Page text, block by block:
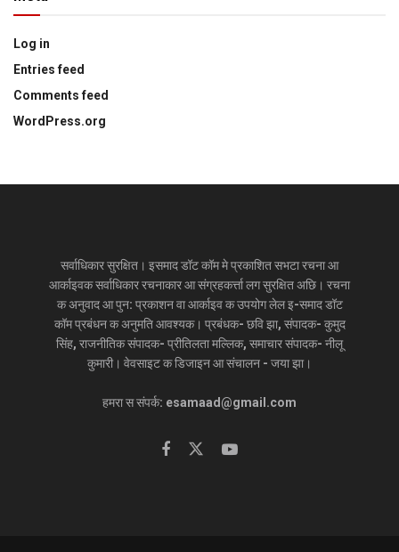
Log in
Entries feed
Comments feed
WordPress.org
सर्वाधिकार सुरक्षित। इसमाद डॉट कॉम मे प्रकाशित सभटा रचना आ
आर्काइवक सर्वाधिकार रचनाकार आ संग्रहकर्त्ता लग सुरक्षित अछि। रचना
क अनुवाद आ पुन: प्रकाशन वा आर्काइव क उपयोग लेल इ-समाद डॉट
कॉम प्रबंधन क अनुमति आवश्यक। प्रबंधक- छवि झा, संपादक- कुमुद
सिंह, राजनीतिक संपादक- प्रीतिलता मल्लिक, समाचार संपादक- नीलू
कुमारी। वेवसाइट क डिजाइन आ संचालन - जया झा।
हमरा स संपर्क: esamaad@gmail.com